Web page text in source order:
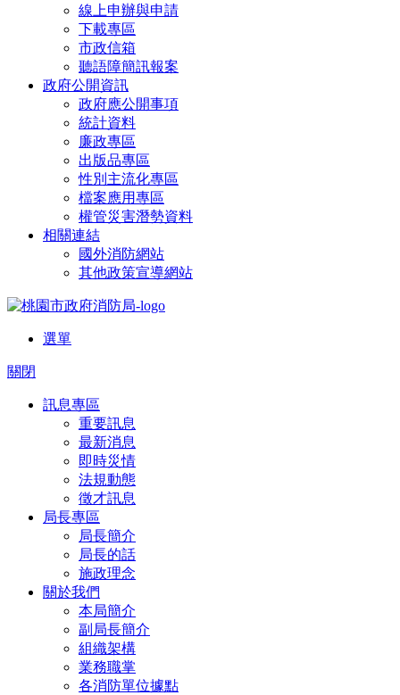
線上申辦與申請
下載專區
市政信箱
聽語障簡訊報案
政府公開資訊
政府應公開事項
統計資料
廉政專區
出版品專區
性別主流化專區
檔案應用專區
權管災害潛勢資料
相關連結
國外消防網站
其他政策宣導網站
選單
關閉
訊息專區
重要訊息
最新消息
即時災情
法規動態
徵才訊息
局長專區
局長簡介
局長的話
施政理念
關於我們
本局簡介
副局長簡介
組織架構
業務職掌
各消防單位據點